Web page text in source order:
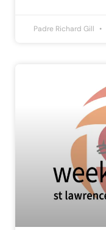
Padre Richard Gill